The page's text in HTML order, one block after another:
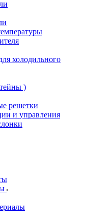
холодильного
)
решетки
и управления